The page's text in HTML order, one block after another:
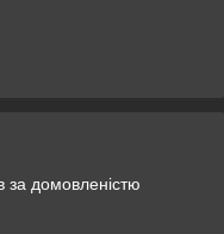
за домовленістю